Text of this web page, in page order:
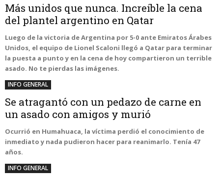
Más unidos que nunca. Increíble la cena
del plantel argentino en Qatar
Luego de la victoria de Argentina por 5-0 ante Emiratos Árabes
Unidos, el equipo de Lionel Scaloni llegó a Qatar para terminar
la puesta a punto y en la cena de hoy compartieron un terrible
asado. No te pierdas las imágenes.
INFO GENERAL
Se atragantó con un pedazo de carne en
un asado con amigos y murió
Ocurrió en Humahuaca, la víctima perdió el conocimiento de
inmediato y nada pudieron hacer para reanimarlo. Tenía 47
años.
INFO GENERAL